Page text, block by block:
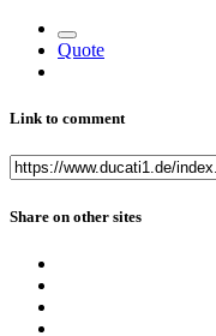
Quote
Link to comment
Share on other sites